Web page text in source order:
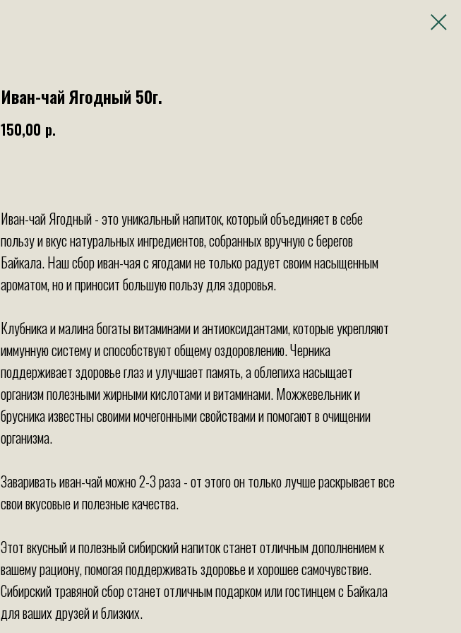
Иван-чай Ягодный 50г.
150,00 р.
Иван-чай Ягодный - это уникальный напиток, который объединяет в себе
пользу и вкус натуральных ингредиентов, собранных вручную с берегов
Байкала. Наш сбор иван-чая с ягодами не только радует своим насыщенным
ароматом, но и приносит большую пользу для здоровья.
Клубника и малина богаты витаминами и антиоксидантами, которые укрепляют
иммунную систему и способствуют общему оздоровлению. Черника
поддерживает здоровье глаз и улучшает память, а облепиха насыщает
организм полезными жирными кислотами и витаминами. Можжевельник и
брусника известны своими мочегонными свойствами и помогают в очищении
организма.
Заваривать иван-чай можно 2-3 раза - от этого он только лучше раскрывает все
свои вкусовые и полезные качества.
Этот вкусный и полезный сибирский напиток станет отличным дополнением к
вашему рациону, помогая поддерживать здоровье и хорошее самочувствие.
Сибирский травяной сбор станет отличным подарком или гостинцем с Байкала
для ваших друзей и близких.